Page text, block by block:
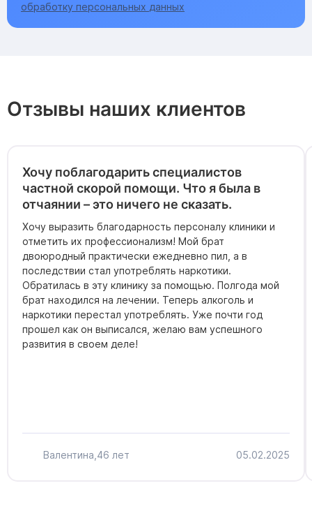
обработку персональных данных
Отзывы наших клиентов
Хочу поблагодарить специалистов
частной скорой помощи. Что я была в
отчаянии – это ничего не сказать.
Хочу выразить благодарность персоналу клиники и
отметить их профессионализм! Мой брат
двоюродный практически ежедневно пил, а в
последствии стал употреблять наркотики.
Обратилась в эту клинику за помощью. Полгода мой
брат находился на лечении. Теперь алкоголь и
наркотики перестал употреблять. Уже почти год
прошел как он выписался, желаю вам успешного
развития в своем деле!
Валентина, 46 лет 05.02.2025